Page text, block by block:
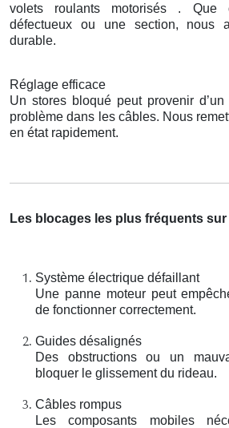
volets roulants motorisés .
défectueux ou une section, nous
durable.
Réglage efficace
Un stores bloqué peut provenir
problème dans les câbles. Nous
en état rapidement.
Les blocages les plus fréquents
Système électrique défaillant
Une panne moteur peut
de fonctionner correctement.
Guides désalignés
Des obstructions ou un
bloquer le glissement du rideau.
Câbles rompus
Les composants mobiles